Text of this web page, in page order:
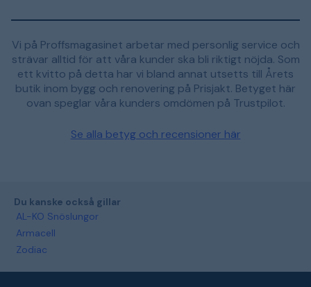
Vi på Proffsmagasinet arbetar med personlig service och
strävar alltid för att våra kunder ska bli riktigt nöjda. Som
ett kvitto på detta har vi bland annat utsetts till Årets
butik inom bygg och renovering på Prisjakt. Betyget här
ovan speglar våra kunders omdömen på Trustpilot.
Se alla betyg och recensioner här
Du kanske också gillar
AL-KO Snöslungor
Armacell
Zodiac